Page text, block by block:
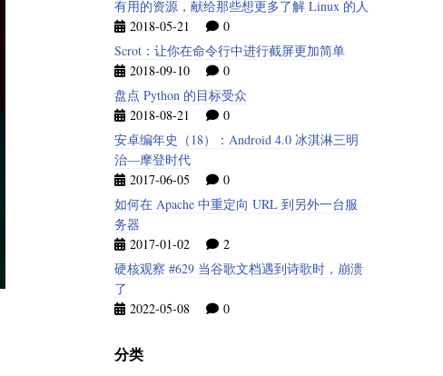
有用的资源，献给那些想更多了解 Linux 的人
2018-05-21
0
Scrot：让你在命令行中进行截屏更加简单
2018-09-10
0
盘点 Python 的目标受众
2018-08-21
0
安卓编年史（18）：Android 4.0 冰淇淋三明
治—摩登时代
2017-06-05
0
如何在 Apache 中重定向 URL 到另外一台服
务器
2017-01-02
2
硬核观察 #629 当谷歌文档遇到诗歌时，崩溃
了
2022-05-08
0
分类